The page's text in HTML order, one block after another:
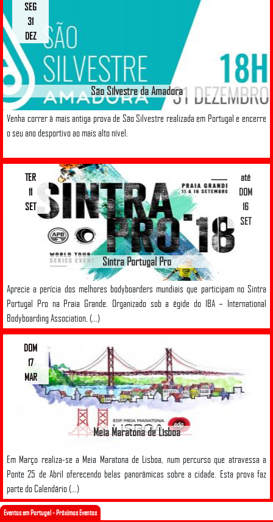
São Silvestre da Amadora
Venha correr à mais antiga prova de São Silvestre realizada em Portugal e encerre
o seu ano desportivo ao mais alto nível.
SEG
31
DEZ
Sintra Portugal Pro
Aprecie a perícia dos melhores bodyboarders mundiais que participam no Sintra
Portugal Pro na Praia Grande. Organizado sob a égide do IBA – International
Bodyboarding Association, (...)
até
DOM
16
SET
TER
11
SET
Meia Maratona de Lisboa
Em Março realiza-se a Meia Maratona de Lisboa, num percurso que atravessa a
Ponte 25 de Abril oferecendo belas panorâmicas sobre a cidade. Esta prova faz
parte do Calendário (...)
DOM
17
MAR
Eventos em Portugal - Próximos Eventos